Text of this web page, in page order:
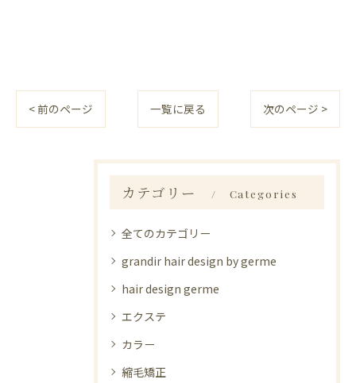
< 前のページ 一覧に戻る 次のページ >
カテゴリー Categories
全てのカテゴリー
grandir hair design by germe
hair design germe
エクステ
カラー
縮毛矯正